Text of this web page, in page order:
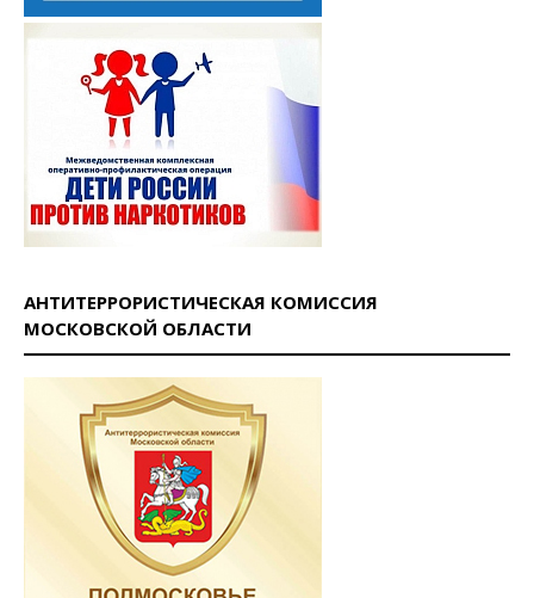
АНТИТЕРРОРИСТИЧЕСКАЯ КОМИССИЯ
МОСКОВСКОЙ ОБЛАСТИ